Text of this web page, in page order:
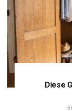
Diese